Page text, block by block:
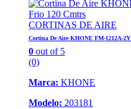
CORTINAS DE AIRE
Cortina De Aire KHONE FM-1212A-
0 out of 5
(0)
Marca: KHONE
Modelo: 203181